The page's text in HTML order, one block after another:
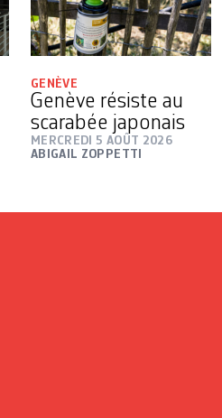
GENÈVE
Genève résiste au
scarabée japonais
MERCREDI 5 AOÛT 2026
ABIGAIL ZOPPETTI